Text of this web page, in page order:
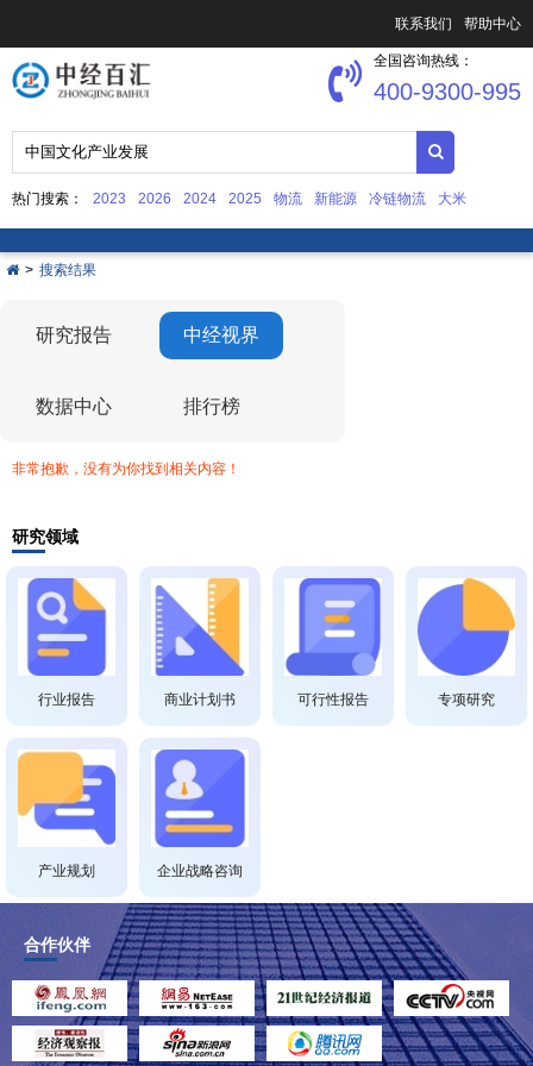
联系我们 帮助中心
热门搜索： 2023 2026 2024 2025 物流 新能源 冷链物流 大米
全国咨询热线：
400-9300-995
> 搜索结果
研究报告 中经视界
数据中心 排行榜
非常抱歉，没有为你找到相关内容！
研究领域
行业报告 商业计划书 可行性报告 专项研究
产业规划 企业战略咨询
合作伙伴